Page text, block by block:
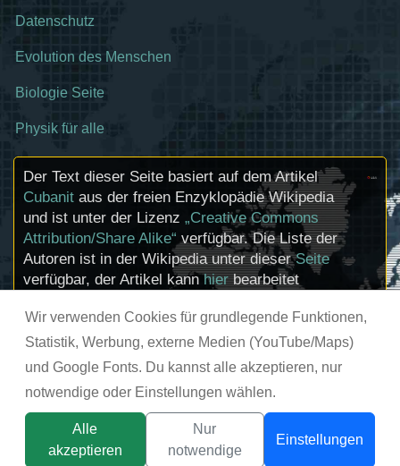
Wir verwenden Cookies für grundlegende Funktionen,
Statistik, Werbung, externe Medien (YouTube/Maps)
und Google Fonts. Du kannst alle akzeptieren, nur
notwendige oder Einstellungen wählen.
Alle
akzeptieren
Nur
notwendige
Einstellungen
Datenschutz
Evolution des Menschen
Biologie Seite
Physik für alle
Der Text dieser Seite basiert auf dem Artikel
Cubanit aus der freien Enzyklopädie Wikipedia
und ist unter der Lizenz „Creative Commons
Attribution/Share Alike“ verfügbar. Die Liste der
Autoren ist in der Wikipedia unter dieserSeite
verfügbar, der Artikel kannhierbearbeitet
zum Lizenzstatus eingebundener Mediendateien
(etwa Bilder oder Videos) können im Regelfall
durch Anklicken dieser abgerufen werden.
© chemie-schule.de 2026